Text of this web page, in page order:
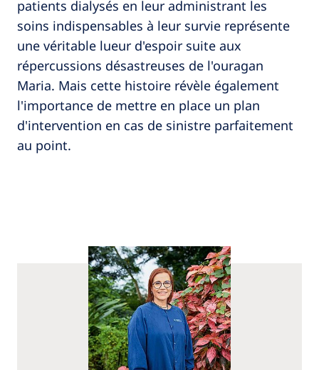
patients dialysés en leur administrant les
soins indispensables à leur survie représente
une véritable lueur d'espoir suite aux
répercussions désastreuses de l'ouragan
Maria. Mais cette histoire révèle également
l'importance de mettre en place un plan
d'intervention en cas de sinistre parfaitement
au point.